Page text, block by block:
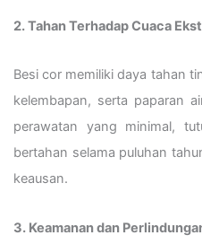
2. Tahan Terhadap Cuaca
Besi cor memiliki daya tahan
kelembapan, serta paparan
perawatan yang minimal,
bertahan selama puluhan
keausan.
3. Keamanan dan